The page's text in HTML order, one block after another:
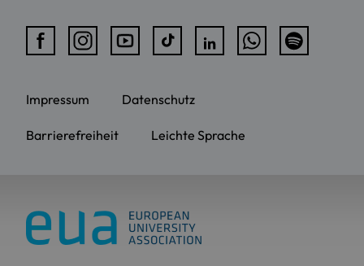
Impressum Datenschutz
Barrierefreiheit Leichte Sprache